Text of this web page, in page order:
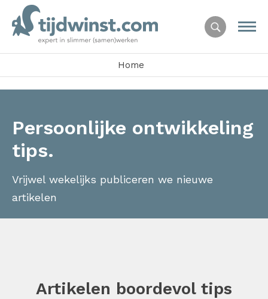
Home
Persoonlijke ontwikkeling
tips.
Vrijwel wekelijks publiceren we nieuwe
artikelen
Artikelen boordevol tips